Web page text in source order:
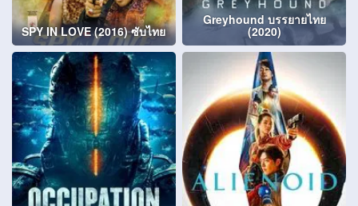
SPY IN LOVE (2016) ซับไทย
Greyhound บรรยายไทย
(2020)